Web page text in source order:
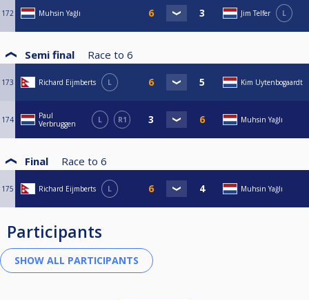
172 Muhsin Yağlı Jim Telfer L
Semi final Race to 6
173 Richard Eijmberts L Kim Uytenbogaardt
174
Paul
Verbruggen
L R1 Muhsin Yağlı
Final Race to 6
175 Richard Eijmberts L Muhsin Yağlı
Participants